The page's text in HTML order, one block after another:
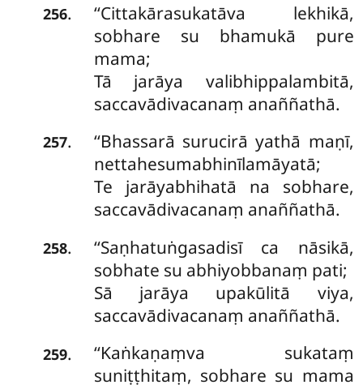
256.
‘‘Cittakārasukatāva lekhikā,
sobhare su bhamukā pure
mama;
Tā jarāya valibhippalambitā,
saccavādivacanaṃ anaññathā.
257.
‘‘Bhassarā surucirā yathā maṇī,
nettahesumabhinīlamāyatā;
Te jarāyabhihatā na sobhare,
saccavādivacanaṃ anaññathā.
258.
‘‘Saṇhatuṅgasadisī ca nāsikā,
sobhate su abhiyobbanaṃ pati;
Sā jarāya upakūlitā viya,
saccavādivacanaṃ anaññathā.
259.
‘‘Kaṅkaṇaṃva sukataṃ
suniṭṭhitaṃ, sobhare su mama